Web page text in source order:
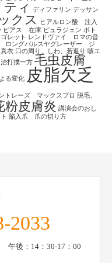
ィ ディファリン デッサン
クス
ヒアルロン酸 注入
ピアス 在庫 ピュラジェン ボト
ゴレット レンドヴァイ ロマの音
ロングパルスヤグレーザー ジ
衣 口の周り、しわ、若返り 咳エ
打撲一方 毛虫皮膚
る変化
皮脂欠乏
トレーズ マックスプロ
脱毛、
粉皮膚炎 講演会のおし
陥入爪 爪の切り方
2033
午後：14：30-17：00